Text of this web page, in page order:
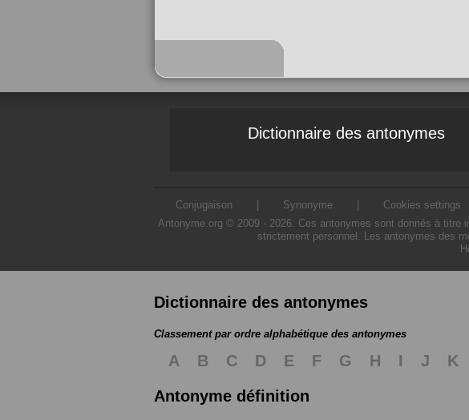
Dictionnaire des antonymes
Conjugaison Synonyme Cookies settings
Antonyme.org © 2009 - 2026. Ces antonymes sont donnés à
strictement personnel. Les antonymes des
Dictionnaire des antonymes
Classement par ordre alphabétique des antonymes
A B C D E F G H I J K
Antonyme définition